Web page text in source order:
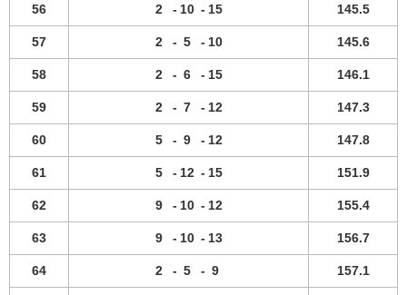
56 2 - 10 - 15 145.5
57 2 - 5 - 10 145.6
58 2 - 6 - 15 146.1
59 2 - 7 - 12 147.3
60 5 - 9 - 12 147.8
61 5 - 12 - 15 151.9
62 9 - 10 - 12 155.4
63 9 - 10 - 13 156.7
64 2 - 5 - 9 157.1